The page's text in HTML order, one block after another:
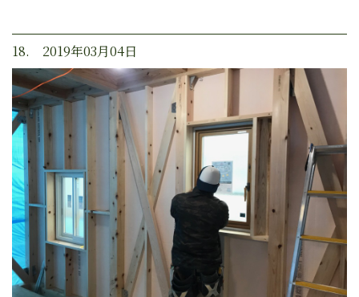
18. 2019年03月04日